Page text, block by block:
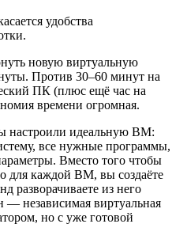
удобства
новую виртуальную
Против 30–60 минут на
ПК (плюс ещё час на
времени огромная.
настроили идеальную ВМ:
все нужные программы,
Вместо того чтобы
для каждой ВМ, вы создаёте
разворачиваете из него
независимая виртуальная
но с уже готовой